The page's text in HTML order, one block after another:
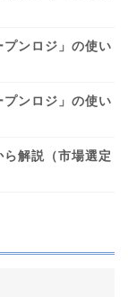
プンロジ」の使い
プンロジ」の使い
解説（市場選定